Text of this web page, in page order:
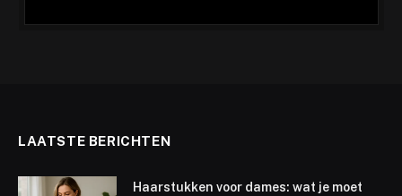
LAATSTE BERICHTEN
Haarstukken voor dames: wat je moet